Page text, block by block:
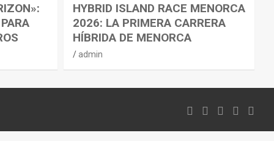
HYBRID ISLAND RACE MENORCA
2026: LA PRIMERA CARRERA
HÍBRIDA DE MENORCA
admin